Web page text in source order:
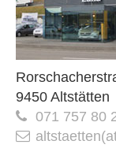
9450 Altstätten
071 757 80